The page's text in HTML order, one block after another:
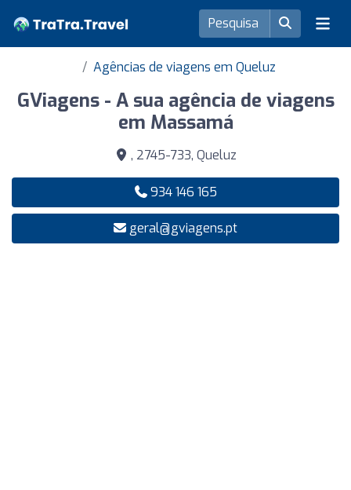
Agências de viagens em Queluz
GViagens - A sua agência de viagens
em Massamá
, 2745-733, Queluz
934 146 165
geral@gviagens.pt